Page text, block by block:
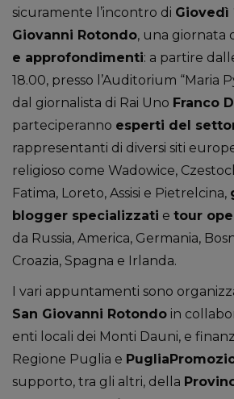
sicuramente l’incontro di Giovedì
Giovanni Rotondo, una giornata
e approfondimenti: a partire
18.00, presso l’Auditorium “Maria
dal giornalista di Rai Uno Franco
parteciperanno esperti del
rappresentanti di diversi siti
religioso come Wadowice,
Fatima, Loreto, Assisi e Pietrelcina,
blogger specializzati e tour
da Russia, America, Germania,
Croazia, Spagna e Irlanda.
I vari appuntamenti sono
San Giovanni Rotondo in
enti locali dei Monti Dauni, e
Regione Puglia e
supporto, tra gli altri, della